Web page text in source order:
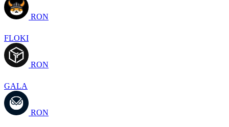
RON
FLOKI
RON
GALA
RON